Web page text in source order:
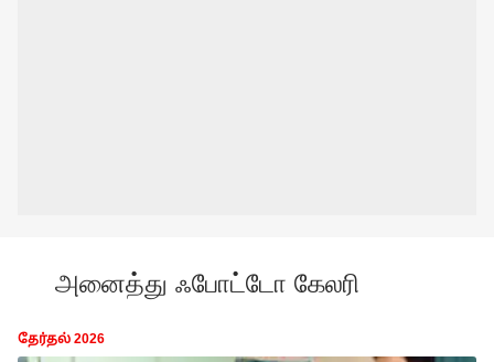
அனைத்து ஃபோட்டோ கேலரி
தேர்தல் 2026